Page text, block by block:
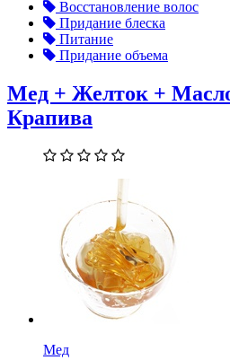
Восстановление волос
Придание блеска
Питание
Придание объема
Мед + Желток +
Крапива
Мед